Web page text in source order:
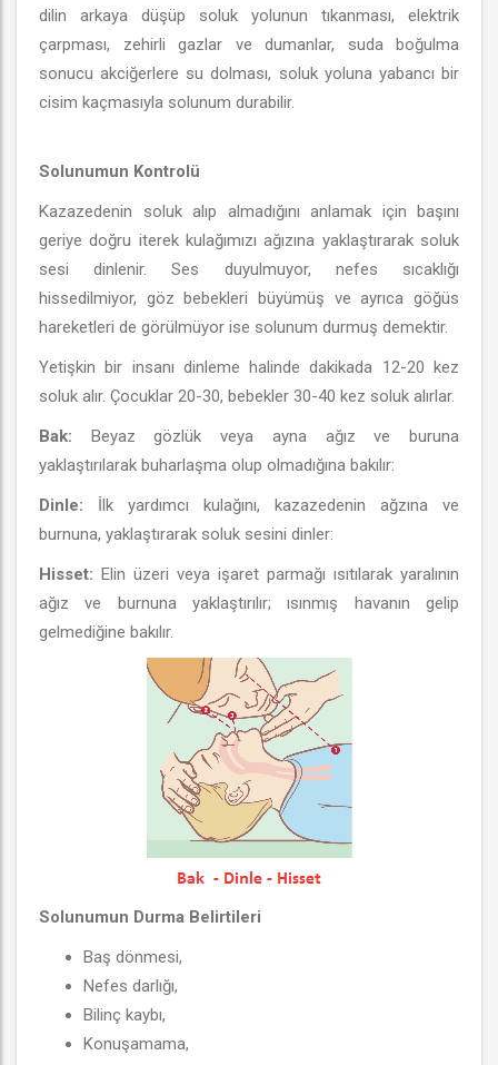
dilin arkaya düşüp soluk yolunun tıkanması, elektrik
çarpması, zehirli gazlar ve dumanlar, suda boğulma
sonucu akciğerlere su dolması, soluk yoluna yabancı bir
cisim kaçmasıyla solunum durabilir.
Solunumun Kontrolü
Kazazedenin soluk alıp almadığını anlamak için başını
geriye doğru iterek kulağımızı ağızına yaklaştırarak soluk
sesi dinlenir. Ses duyulmuyor, nefes sıcaklığı
hissedilmiyor, göz bebekleri büyümüş ve ayrıca göğüs
hareketleri de görülmüyor ise solunum durmuş demektir.
Yetişkin bir insanı dinleme halinde dakikada 12-20 kez
soluk alır. Çocuklar 20-30, bebekler 30-40 kez soluk alırlar.
Bak: Beyaz gözlük veya ayna ağız ve buruna
yaklaştırılarak buharlaşma olup olmadığına bakılır:
Dinle: İlk yardımcı kulağını, kazazedenin ağzına ve
burnuna, yaklaştırarak soluk sesini dinler:
Hisset: Elin üzeri veya işaret parmağı ısıtılarak yaralının
ağız ve burnuna yaklaştırılır; ısınmış havanın gelip
gelmediğine bakılır.
Solunumun Durma Belirtileri
Baş dönmesi,
Nefes darlığı,
Bilinç kaybı,
Konuşamama,